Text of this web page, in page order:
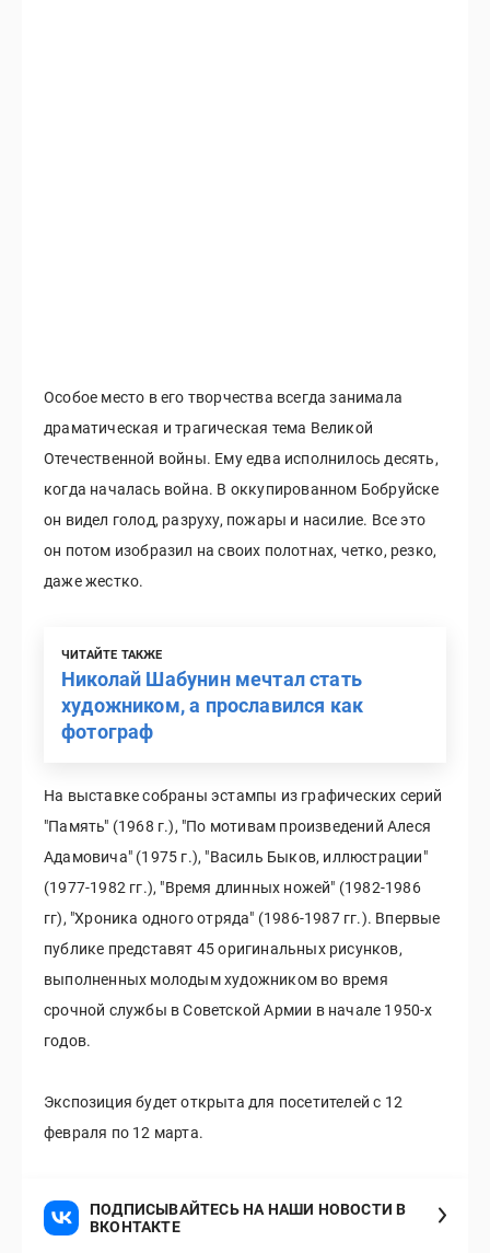
Особое место в его творчества всегда занимала
драматическая и трагическая тема Великой
Отечественной войны. Ему едва исполнилось десять,
когда началась война. В оккупированном Бобруйске
он видел голод, разруху, пожары и насилие. Все это
он потом изобразил на своих полотнах, четко, резко,
даже жестко.
ЧИТАЙТЕ ТАКЖЕ
Николай Шабунин мечтал стать
художником, а прославился как
фотограф
На выставке собраны эстампы из графических серий
"Память" (1968 г.), "По мотивам произведений Алеся
Адамовича" (1975 г.), "Василь Быков, иллюстрации"
(1977-1982 гг.), "Время длинных ножей" (1982-1986
гг), "Хроника одного отряда" (1986-1987 гг.). Впервые
публике представят 45 оригинальных рисунков,
выполненных молодым художником во время
срочной службы в Советской Армии в начале 1950-х
годов.
Экспозиция будет открыта для посетителей с 12
февраля по 12 марта.
ПОДПИСЫВАЙТЕСЬ НА НАШИ НОВОСТИ В
ВКОНТАКТЕ